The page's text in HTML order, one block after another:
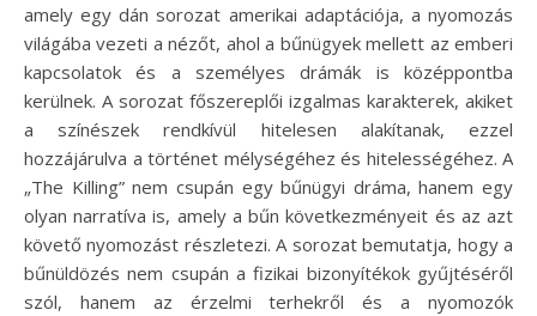
amely egy dán sorozat amerikai adaptációja, a nyomozás
világába vezeti a nézőt, ahol a bűnügyek mellett az emberi
kapcsolatok és a személyes drámák is középpontba
kerülnek. A sorozat főszereplői izgalmas karakterek, akiket
a színészek rendkívül hitelesen alakítanak, ezzel
hozzájárulva a történet mélységéhez és hitelességéhez. A
„The Killing” nem csupán egy bűnügyi dráma, hanem egy
olyan narratíva is, amely a bűn következményeit és az azt
követő nyomozást részletezi. A sorozat bemutatja, hogy a
bűnüldözés nem csupán a fizikai bizonyítékok gyűjtéséről
szól, hanem az érzelmi terhekről és a nyomozók